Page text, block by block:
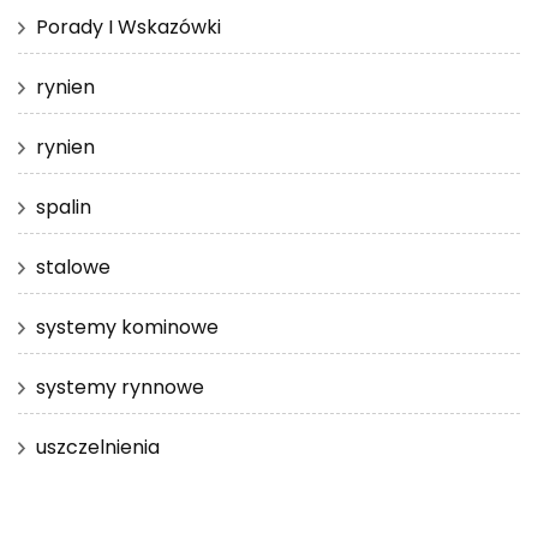
Porady I Wskazówki
rynien
rynien
spalin
stalowe
systemy kominowe
systemy rynnowe
uszczelnienia